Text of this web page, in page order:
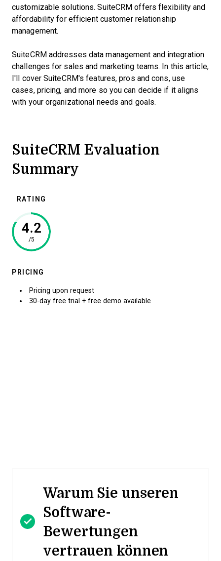
customizable solutions. SuiteCRM offers flexibility and
affordability for efficient customer relationship
management.
SuiteCRM addresses data management and integration
challenges for sales and marketing teams. In this article,
I'll cover SuiteCRM's features, pros and cons, use
cases, pricing, and more so you can decide if it aligns
with your organizational needs and goals.
SuiteCRM Evaluation
Summary
RATING
4.2
/5
PRICING
Pricing upon request
30-day free trial + free demo available
Warum Sie unseren
Software-
Bewertungen
vertrauen können